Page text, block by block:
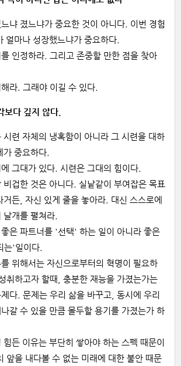
냐 졌느냐가 중요한 것이 아니다. 이번 경험
얼마나 성장했느냐가 중요하다.
인정하라. 그리고 존중할 만한 점을 찾아
라. 그래야 이길 수 있다.
보다 깊지 않다.
시련 자체의 냉혹함이 아니라 그 시련을 대하
중요하다.
그대가 있다. 시련은 그대의 힘이다.
비겁한 것은 아니다. 실낱같이 부여잡은 목표
거든, 자신 있게 줄을 놓아라. 대신 스스로에
날개를 펼쳐라.
은 파트너를 '선택' 하는 일이 아니라 좋은
는'일이다.
위해서는 자신으로부터의 혁명이 필요하
취하고자 할때, 충분한 재능을 가졌는가는
다. 문제는 우리 삶을 바꾸고, 동시에 우리
갈 수 있을 만큼 몰두할 용기를 가졌는가 하
힘든 이유는 부단히 쌓아야 하는 스펙 때문이
앞을 내다볼 수 없는 미래에 대한 불안 때문